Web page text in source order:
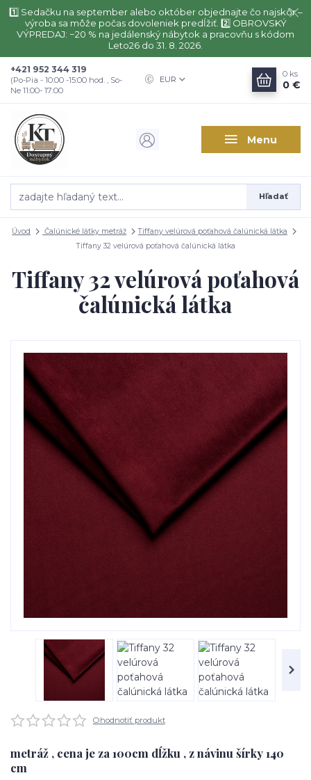
1️⃣ Sedačku na september alebo október objednajte čo najskôr –
výroba sa môže počas dovoleniek predĺžiť. 2️⃣ OBROVSKÝ
VÝPREDAJ: −20 % na jedálenský nábytok a pracovňu s kódom
Leto26 do 31. 8. 2026.
Menu
EUR
Hľadať
+421 952 344 319
(Po-Pia - 10:00 -15:00 hod. , So-
Ne 11:00- 17:00
0 ks
0 €
Úvod Čalúnické látky metráž
Tiffany velúrová poťahová čalúnická látka
Tiffany 32 velúrová poťahová čalúnická látka
Tiffany 32 velúrová poťahová
čalúnická látka
Ohodnotiť produkt
metráž , cena je za 100cm dĺžku , z návinu šírky 140
cm